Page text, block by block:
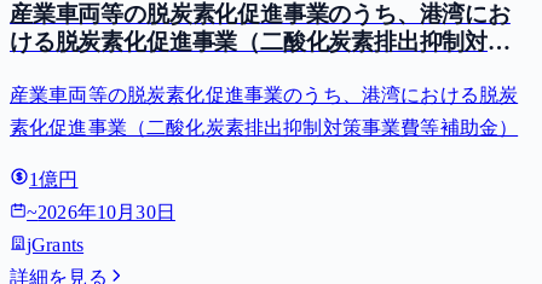
産業車両等の脱炭素化促進事業のうち、港湾にお
ける脱炭素化促進事業（二酸化炭素排出抑制対策
産業車両等の脱炭素化促進事業のうち、港湾における脱炭
素化促進事業（二酸化炭素排出抑制対策事業費等補助金）
1億円
~2026年10月30日
jGrants
詳細を見る